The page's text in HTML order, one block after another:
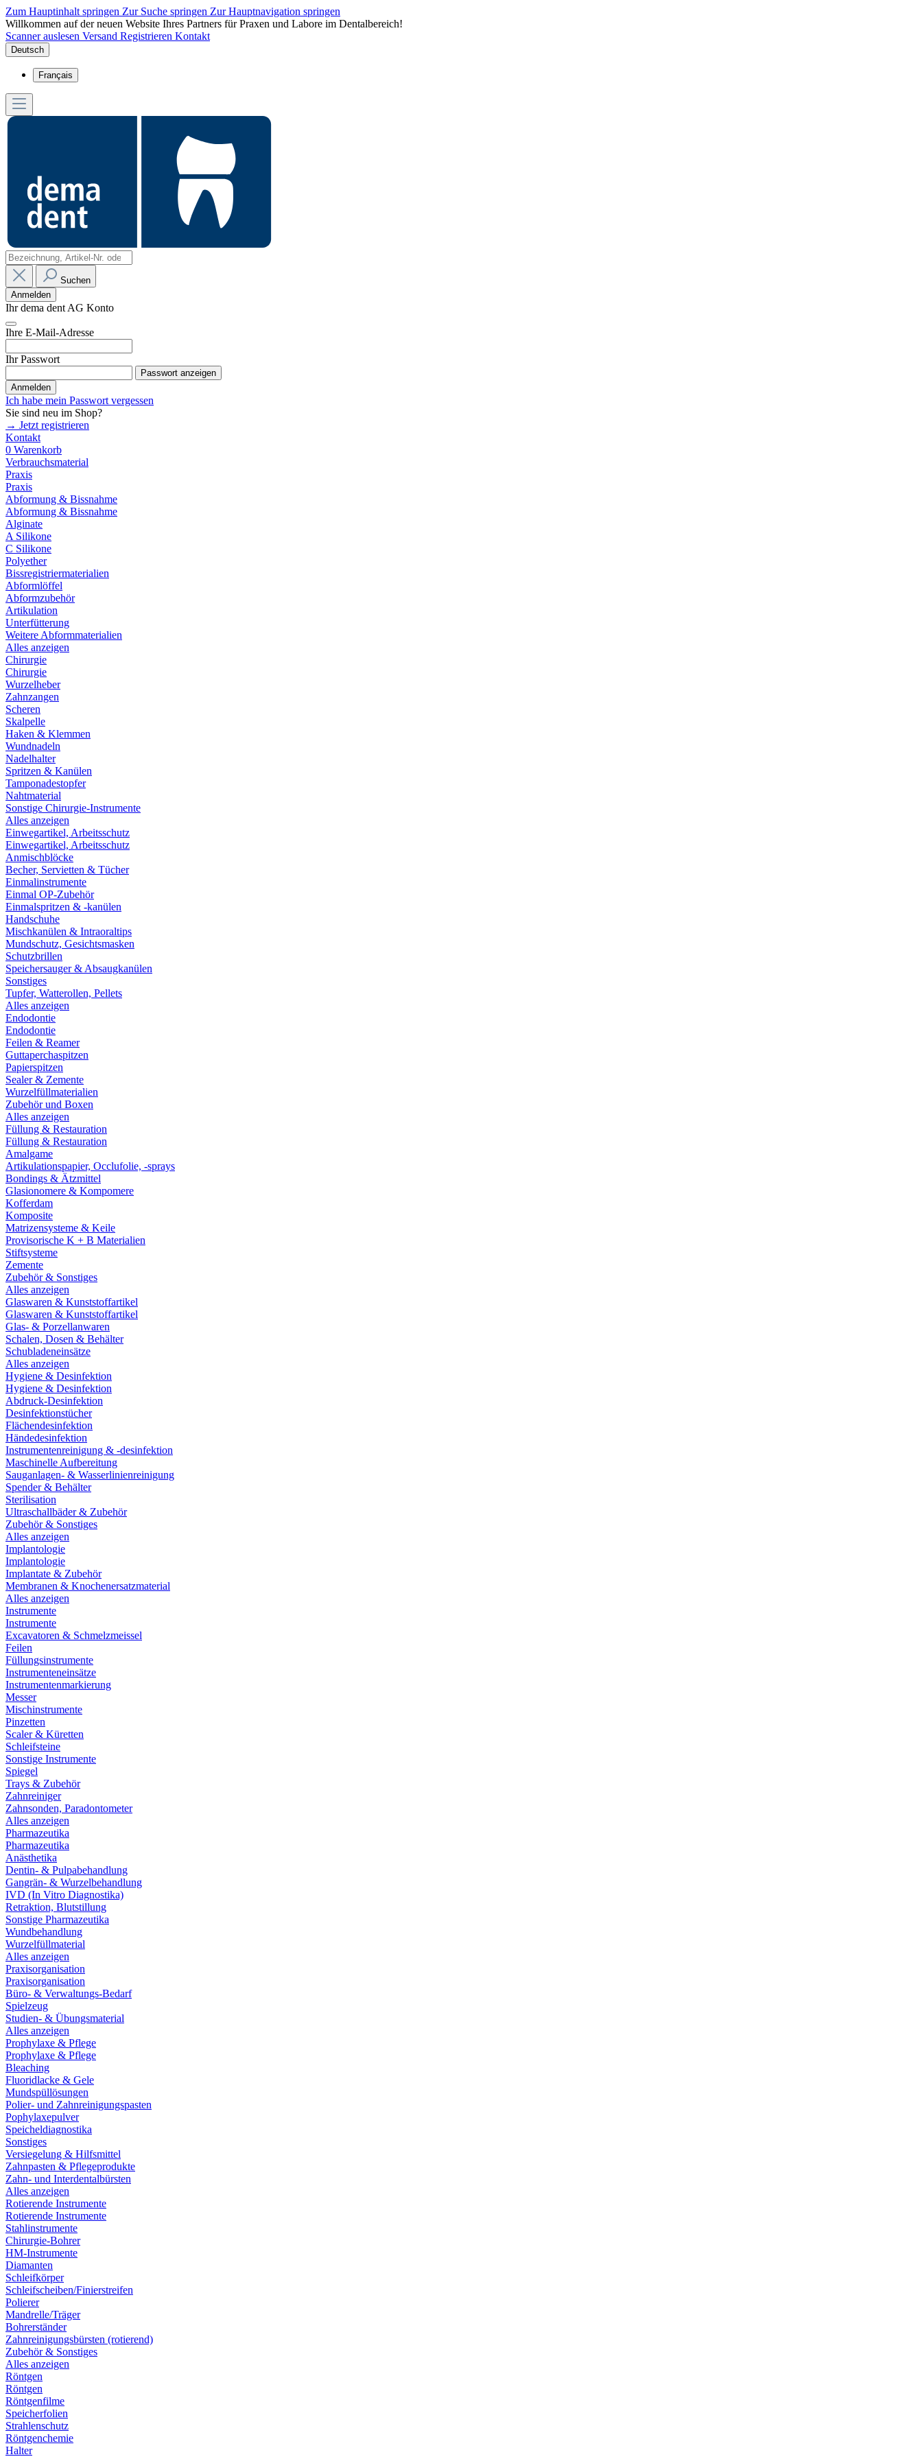
Zum Hauptinhalt springen Zur Suche springen Zur Hauptnavigation springen
Willkommen auf der neuen Website Ihres Partners für Praxen und Labore im Dentalbereich!
Scanner auslesen Versand Registrieren Kontakt
Deutsch
Français
Suchen
Anmelden
Ihr dema dent AG Konto
Ihre E-Mail-Adresse
Ihr Passwort
Passwort anzeigen
Anmelden
Ich habe mein Passwort vergessen
Sie sind neu im Shop?
→ Jetzt registrieren
Kontakt
0 Warenkorb
Verbrauchsmaterial
Praxis
Praxis
Abformung & Bissnahme
Abformung & Bissnahme
Alginate
A Silikone
C Silikone
Polyether
Bissregistriermaterialien
Abformlöffel
Abformzubehör
Artikulation
Unterfütterung
Weitere Abformmaterialien
Alles anzeigen
Chirurgie
Chirurgie
Wurzelheber
Zahnzangen
Scheren
Skalpelle
Haken & Klemmen
Wundnadeln
Nadelhalter
Spritzen & Kanülen
Tamponadestopfer
Nahtmaterial
Sonstige Chirurgie-Instrumente
Alles anzeigen
Einwegartikel, Arbeitsschutz
Einwegartikel, Arbeitsschutz
Anmischblöcke
Becher, Servietten & Tücher
Einmalinstrumente
Einmal OP-Zubehör
Einmalspritzen & -kanülen
Handschuhe
Mischkanülen & Intraoraltips
Mundschutz, Gesichtsmasken
Schutzbrillen
Speichersauger & Absaugkanülen
Sonstiges
Tupfer, Watterollen, Pellets
Alles anzeigen
Endodontie
Endodontie
Feilen & Reamer
Guttaperchaspitzen
Papierspitzen
Sealer & Zemente
Wurzelfüllmaterialien
Zubehör und Boxen
Alles anzeigen
Füllung & Restauration
Füllung & Restauration
Amalgame
Artikulationspapier, Occlufolie, -sprays
Bondings & Ätzmittel
Glasionomere & Kompomere
Kofferdam
Komposite
Matrizensysteme & Keile
Provisorische K + B Materialien
Stiftsysteme
Zemente
Zubehör & Sonstiges
Alles anzeigen
Glaswaren & Kunststoffartikel
Glaswaren & Kunststoffartikel
Glas- & Porzellanwaren
Schalen, Dosen & Behälter
Schubladeneinsätze
Alles anzeigen
Hygiene & Desinfektion
Hygiene & Desinfektion
Abdruck-Desinfektion
Desinfektionstücher
Flächendesinfektion
Händedesinfektion
Instrumentenreinigung & -desinfektion
Maschinelle Aufbereitung
Sauganlagen- & Wasserlinienreinigung
Spender & Behälter
Sterilisation
Ultraschallbäder & Zubehör
Zubehör & Sonstiges
Alles anzeigen
Implantologie
Implantologie
Implantate & Zubehör
Membranen & Knochenersatzmaterial
Alles anzeigen
Instrumente
Instrumente
Excavatoren & Schmelzmeissel
Feilen
Füllungsinstrumente
Instrumenteneinsätze
Instrumentenmarkierung
Messer
Mischinstrumente
Pinzetten
Scaler & Küretten
Schleifsteine
Sonstige Instrumente
Spiegel
Trays & Zubehör
Zahnreiniger
Zahnsonden, Paradontometer
Alles anzeigen
Pharmazeutika
Pharmazeutika
Anästhetika
Dentin- & Pulpabehandlung
Gangrän- & Wurzelbehandlung
IVD (In Vitro Diagnostika)
Retraktion, Blutstillung
Sonstige Pharmazeutika
Wundbehandlung
Wurzelfüllmaterial
Alles anzeigen
Praxisorganisation
Praxisorganisation
Büro- & Verwaltungs-Bedarf
Spielzeug
Studien- & Übungsmaterial
Alles anzeigen
Prophylaxe & Pflege
Prophylaxe & Pflege
Bleaching
Fluoridlacke & Gele
Mundspüllösungen
Polier- und Zahnreinigungspasten
Pophylaxepulver
Speicheldiagnostika
Sonstiges
Versiegelung & Hilfsmittel
Zahnpasten & Pflegeprodukte
Zahn- und Interdentalbürsten
Alles anzeigen
Rotierende Instrumente
Rotierende Instrumente
Stahlinstrumente
Chirurgie-Bohrer
HM-Instrumente
Diamanten
Schleifkörper
Schleifscheiben/Finierstreifen
Polierer
Mandrelle/Träger
Bohrerständer
Zahnreinigungsbürsten (rotierend)
Zubehör & Sonstiges
Alles anzeigen
Röntgen
Röntgen
Röntgenfilme
Speicherfolien
Strahlenschutz
Röntgenchemie
Halter